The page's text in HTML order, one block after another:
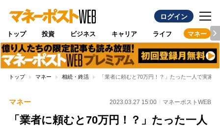
ログイン
トップ 投資 ビジネス キャリア ライフ マネー
トップ マネー 相続・終活 「業者に頼むと70万円！？」たった一人で実家
マネー 2023.03.27 15:00 マネーポストWEB
「業者に頼むと70万円！？」たった一人